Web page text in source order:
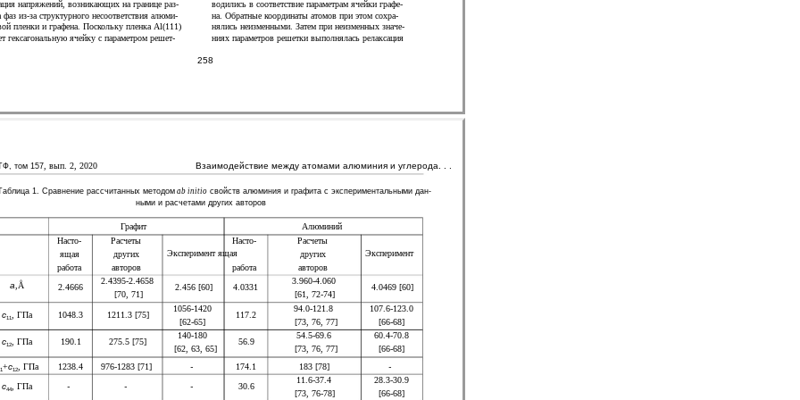
напряжений, возникающих на границе раз-
водились в соответствие параметрам ячейки графе-
фаз из-за структурного несоответствия алюми-
на. Обратные координаты атомов при этом сохра-
пленки и графена. Поскольку пленка Al(111)
нялись неизменными. Затем при неизменных значе-
гексагональную ячейку с параметром решет-
ниях параметров решетки выполнялась релаксация
258
том 157, вып. 2, 2020 Взаимодействие между атомами алюминия и углерода. . .
1. Сравнение рассчитанных методомab initioсвойств алюминия и графита с экспериментальными дан-
ными и расчетами других авторов
Графит
Алюминий
Насто-
Расчеты Насто-
Расчеты
ящая
других Эксперимент ящая других
Эксперимент
работа
авторов работа
авторов
2.4395-2.4658
3.960-4.060
a ,Å 2.4666 2.456 [60] 4.0331 4.0469 [60]
[70, 71]
[61, 72-74]
1056-1420
94.0-121.8 107.6-123.0
c11 , ГПа 1048.3 1211.3 [75] 117.2
[62-65] [73, 76, 77]
[66-68]
140-180
54.5-69.6 60.4-70.8
c12, ГПа 190.1 275.5 [75] 56.9
[62, 63, 65] [73, 76, 77]
[66-68]
+c12, ГПа 1238.4 976-1283 [71] - 174.1 183 [78]
-
11.6-37.4
28.3-30.9
c44, ГПа - - - 30.6
[73, 76-78] [66-68]